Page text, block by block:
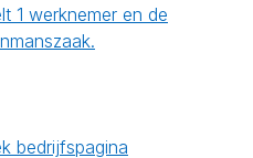
1 werknemer en de
bedrijfspagina